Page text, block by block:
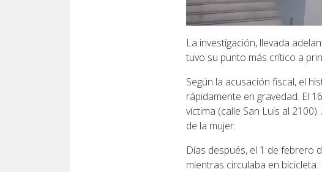
La investigación, llevada
tuvo su punto más crítico a
Según la acusación fiscal, el
rápidamente en gravedad. El
víctima (calle San Luis al
de la mujer.
Días después, el 1 de febrero
mientras circulaba en